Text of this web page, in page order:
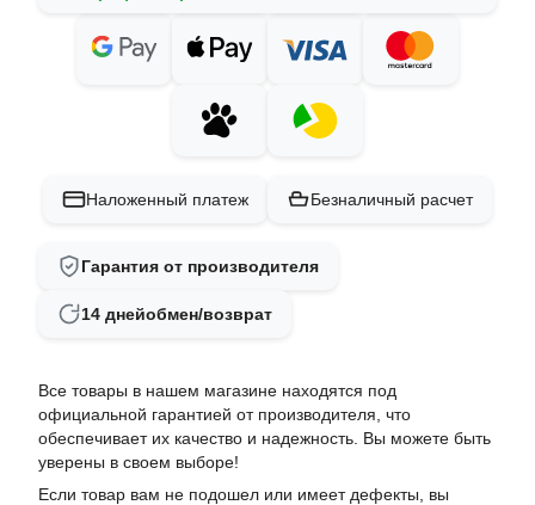
Наложенный платеж Безналичный расчет
Гарантия от производителя
14 днейобмен/возврат
Все товары в нашем магазине находятся под
официальной гарантией от производителя, что
обеспечивает их качество и надежность. Вы можете быть
уверены в своем выборе!
Если товар вам не подошел или имеет дефекты, вы